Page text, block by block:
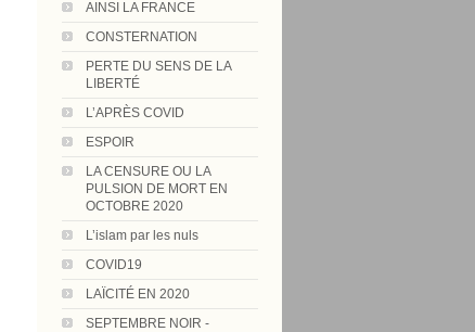
AINSI LA FRANCE
CONSTERNATION
PERTE DU SENS DE LA
LIBERTÉ
L’APRÈS COVID
ESPOIR
LA CENSURE OU LA
PULSION DE MORT EN
OCTOBRE 2020
L’islam par les nuls
COVID19
LAÏCITÉ EN 2020
SEPTEMBRE NOIR -